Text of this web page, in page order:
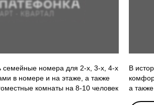
семейные номера для 2-х, 3-х, 4-х
в номере и на этаже, а также
комнаты на 8-10 человек
В
а